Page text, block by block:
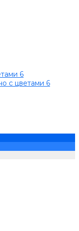
с цветами 6